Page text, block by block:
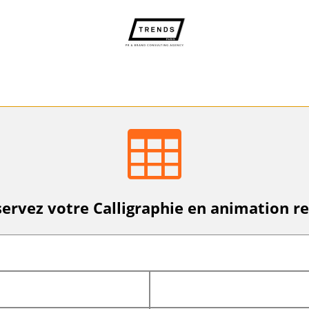

votre Calligraphie en animation